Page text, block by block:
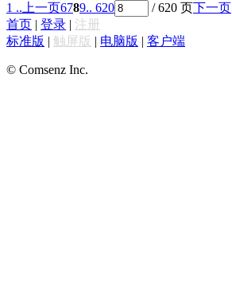
1 .. 上一页6789.. 620 / 620 页下一页
首页 | 登录 | 注册
标准版 | 触屏版 | 电脑版 | 客户端
© Comsenz Inc.